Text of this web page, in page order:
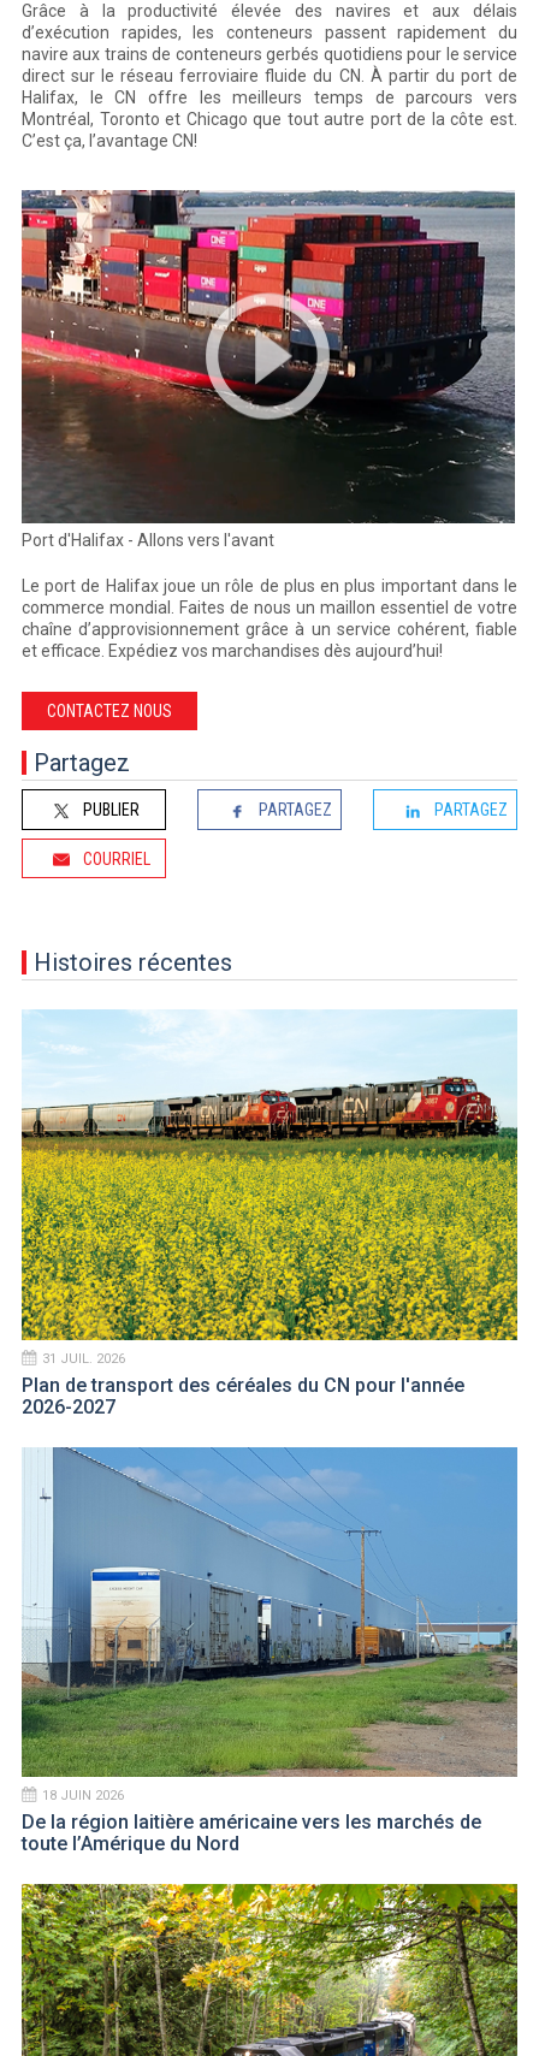
Grâce à la productivité élevée des navires et aux délais
d’exécution rapides, les conteneurs passent rapidement du
navire aux trains de conteneurs gerbés quotidiens pour le service
direct sur le réseau ferroviaire fluide du CN. À partir du port de
Halifax, le CN offre les meilleurs temps de parcours vers
Montréal, Toronto et Chicago que tout autre port de la côte est.
C’est ça, l’avantage CN!
Port d'Halifax - Allons vers l'avant
Le port de Halifax joue un rôle de plus en plus important dans le
commerce mondial. Faites de nous un maillon essentiel de votre
chaîne d’approvisionnement grâce à un service cohérent, fiable
et efficace. Expédiez vos marchandises dès aujourd’hui!
CONTACTEZ NOUS
Partagez
PUBLIER PARTAGEZ PARTAGEZ
COURRIEL
Histoires récentes
31 JUIL. 2026
Plan de transport des céréales du CN pour l'année
2026-2027
18 JUIN 2026
De la région laitière américaine vers les marchés de
toute l’Amérique du Nord